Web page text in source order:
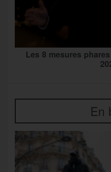
Les 8 mesures
En